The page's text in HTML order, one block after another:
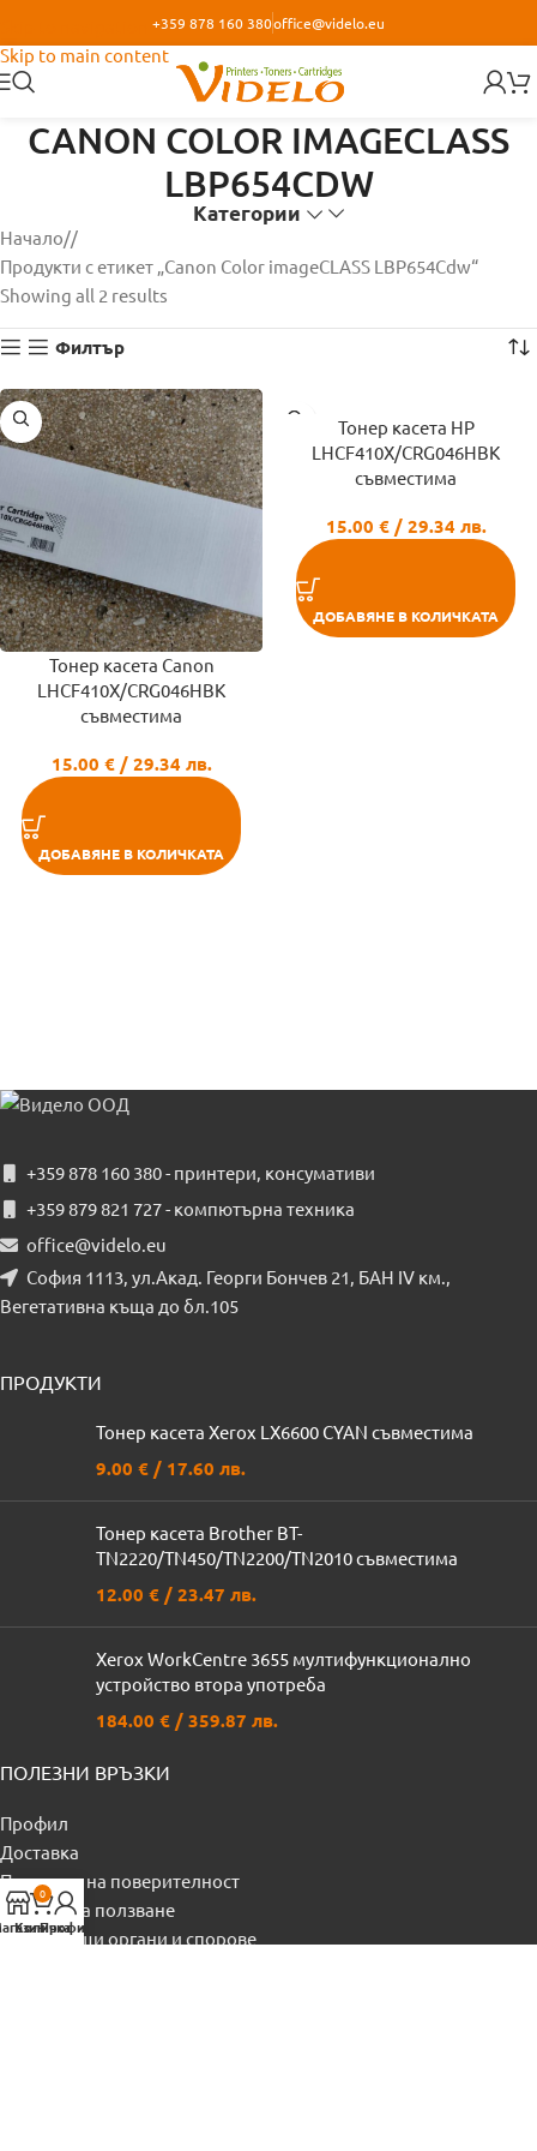
Skip to main content
+359 878 160 380office@videlo.eu
CANON COLOR IMAGECLASS
LBP654CDW
Категории
Начало/
Продукти с етикет „Canon Color imageCLASS LBP654Cdw“
Showing all 2 results
Филтър
Тонер касета Canon
LHCF410X/CRG046HBK
съвместима
15.00 €/ 29.34 лв.
ДОБАВЯНЕ В КОЛИЧКАТА
Тонер касета HP
LHCF410X/CRG046HBK
съвместима
15.00 €/ 29.34 лв.
ДОБАВЯНЕ В КОЛИЧКАТА
+359 878 160 380 - принтери, консумативи
+359 879 821 727 - компютърна техника
office@videlo.eu
София 1113, ул.Акад. Георги Бончев 21, БАН IV км.,
Вегетативна къща до бл.105
ПРОДУКТИ
Тонер касета Xerox LX6600 CYAN съвместима
9.00 € / 17.60 лв.
Тонер касета Brother BT-
TN2220/TN450/TN2200/TN2010 съвместима
12.00 € / 23.47 лв.
Xerox WorkCentre 3655 мултифункционално
устройство втора употреба
184.00 € / 359.87 лв.
ПОЛЕЗНИ ВРЪЗКИ
Профил
Доставка
Политика на поверителност
Условия за ползване
Регулиращи органи и спорове
0
Количка
Профил